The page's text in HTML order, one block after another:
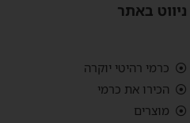
ניווט באתר
כרמי רהיטי יוקרה
הכירו את כרמי
מוצרים